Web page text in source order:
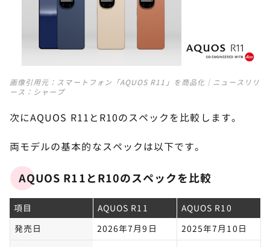
画像引用元： スマートフォン「AQUOS R11」を商品化｜ニュースリリ
ース：シャープ
次にAQUOS R11とR10のスペックを比較します。
両モデルの基本的なスペックは以下です。
AQUOS R11とR10のスペックを比較
項目 AQUOS R11
AQUOS R10
発売日
2026年7月9日
2025年7月10日